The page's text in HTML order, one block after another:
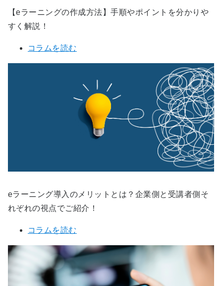
【eラーニングの作成方法】手順やポイントを分かりや
すく解説！
コラムを読む
eラーニング導入のメリットとは？企業側と受講者側そ
れぞれの視点でご紹介！
コラムを読む